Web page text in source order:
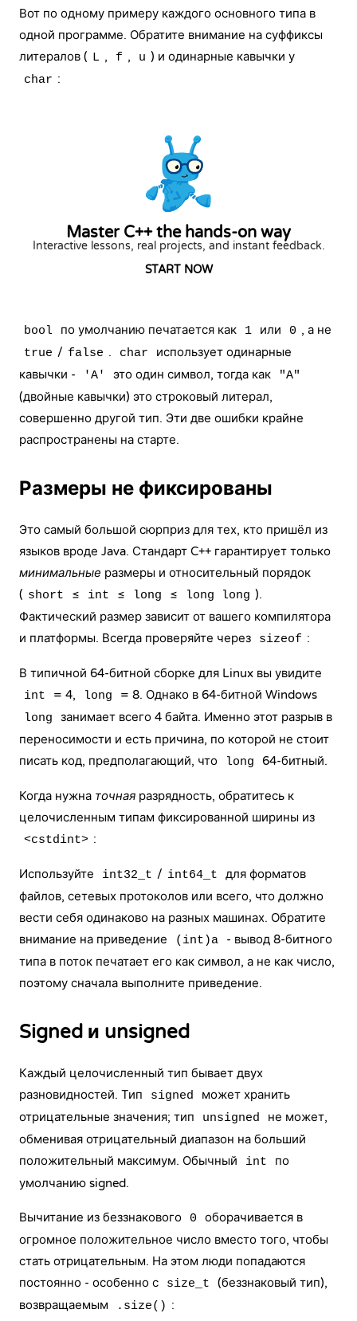
Вот по одному примеру каждого основного типа в
одной программе. Обратите внимание на суффиксы
литералов ( L , f , u ) и одинарные кавычки у
char :
Master C++ the hands-on way
Interactive lessons, real projects, and instant feedback.
START NOW
bool по умолчанию печатается как 1 или 0 , а не
true / false . char
использует одинарные
кавычки -
'A' это один символ, тогда как "A"
(двойные кавычки) это строковый литерал,
совершенно другой тип. Эти две ошибки крайне
распространены на старте.
Размеры не фиксированы
Это самый большой сюрприз для тех, кто пришёл из
языков вроде Java. Стандарт C++ гарантирует только
минимальные размеры и относительный порядок
( short ≤ int ≤ long ≤ long long ).
Фактический размер зависит от вашего компилятора
и платформы. Всегда проверяйте через
sizeof :
В типичной 64-битной сборке для Linux вы увидите
int = 4, long = 8. Однако в 64-битной Windows
long
занимает всего 4 байта. Именно этот разрыв в
переносимости и есть причина, по которой не стоит
писать код, предполагающий, что
long 64-битный.
Когда нужна точная разрядность, обратитесь к
целочисленным типам фиксированной ширины из
<cstdint> :
Используйте int32_t / int64_t
для форматов
файлов, сетевых протоколов или всего, что должно
вести себя одинаково на разных машинах. Обратите
внимание на приведение
(int)a
- вывод 8-битного
типа в поток печатает его как символ, а не как число,
поэтому сначала выполните приведение.
Signed и unsigned
Каждый целочисленный тип бывает двух
разновидностей. Тип
signed
может хранить
отрицательные значения; тип
unsigned
не может,
обменивая отрицательный диапазон на больший
положительный максимум. Обычный
int
по
умолчанию signed.
Вычитание из беззнакового 0
оборачивается в
огромное положительное число вместо того, чтобы
стать отрицательным. На этом люди попадаются
постоянно - особенно с
size_t
(беззнаковый тип),
возвращаемым
.size() :